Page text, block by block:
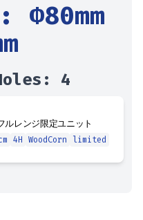
Φ80mm
4
ルレンジ限定ユニット
4H WoodCorn limited